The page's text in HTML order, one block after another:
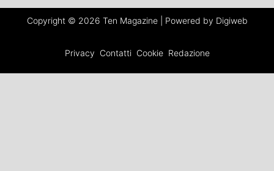
Copyright © 2026 Ten Magazine | Powered by Digiweb
Privacy Contatti Cookie Redazione